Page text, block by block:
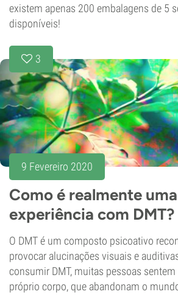
existem apenas 200 embalagens de 5
disponíveis!
3
9 Fevereiro 2020
Como é realmente uma
experiência com DMT?
O DMT é um composto psicoativo
provocar alucinações visuais e
consumir DMT, muitas pessoas
próprio corpo, que abandonam o